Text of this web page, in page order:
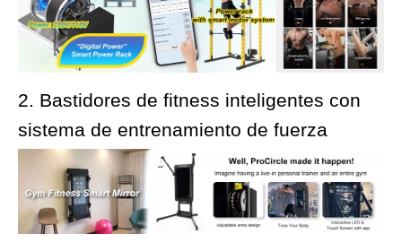
2. Bastidores de fitness inteligentes con
sistema de entrenamiento de fuerza